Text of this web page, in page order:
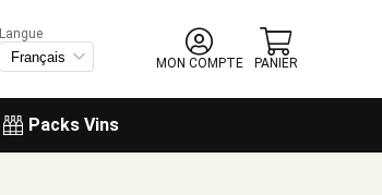
Packs Vins
Langue
MON COMPTE
PANIER